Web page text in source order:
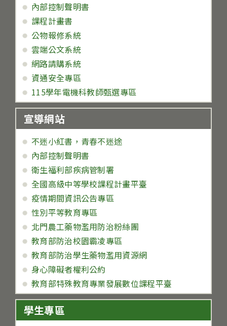
內部控制聲明書
課程計畫書
公物報修系統
雲端公文系統
網路請購系統
資通安全專區
115學年電機科教師甄選專區
宣導網站
不迷小紅書，青春不迷途
內部控制聲明書
衛生福利部疾病管制署
全國高級中等學校課程計畫平臺
疫情期間資訊公告專區
性別平等教育專區
北門農工藥物濫用防治粉絲團
教育部防治校園霸凌專區
教育部防治學生藥物濫用資源網
身心障礙者權利公約
教育部特殊教育專業發展數位課程平臺
學生專區